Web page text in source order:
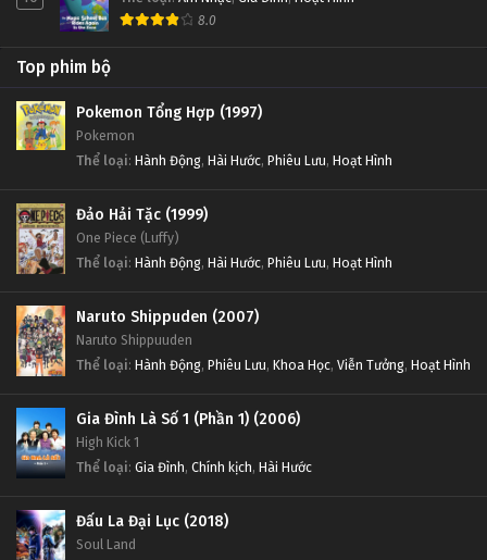
8.0
Top phim bộ
Pokemon Tổng Hợp (1997)
Pokemon
Thể loại: Hành Động, Hài Hước, Phiêu Lưu, Hoạt Hình
Đảo Hải Tặc (1999)
One Piece (Luffy)
Thể loại: Hành Động, Hài Hước, Phiêu Lưu, Hoạt Hình
Naruto Shippuden (2007)
Naruto Shippuuden
Thể loại: Hành Động, Phiêu Lưu, Khoa Học, Viễn Tưởng, Hoạt Hình
Gia Đình Là Số 1 (Phần 1) (2006)
High Kick 1
Thể loại: Gia Đình, Chính kịch, Hài Hước
Đấu La Đại Lục (2018)
Soul Land